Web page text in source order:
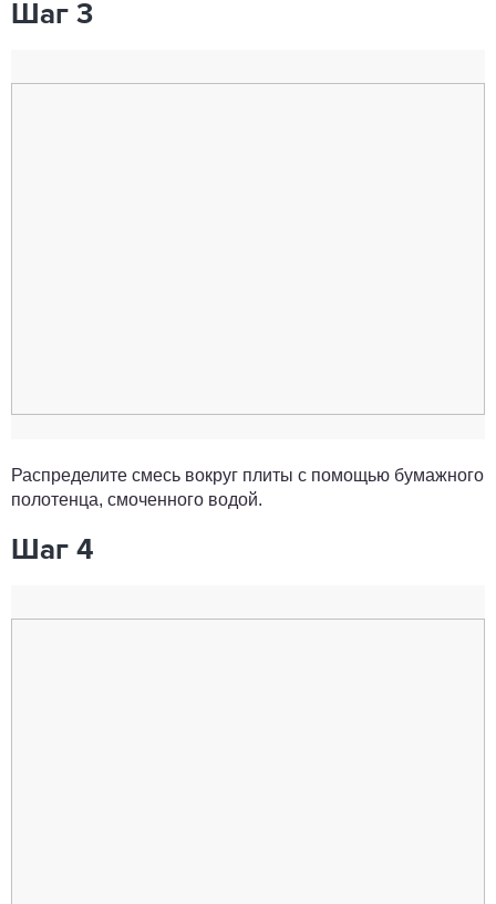
Шаг 3
Распределите смесь вокруг плиты с помощью бумажного
полотенца, смоченного водой.
Шаг 4